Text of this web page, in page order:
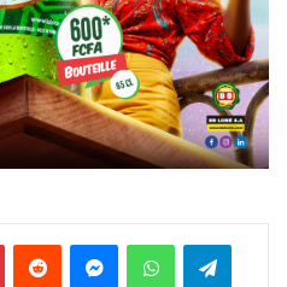
PinterestReddit MessengerWhatsAppTelegram